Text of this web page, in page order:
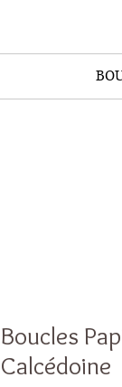
Boucles
Calcédoine